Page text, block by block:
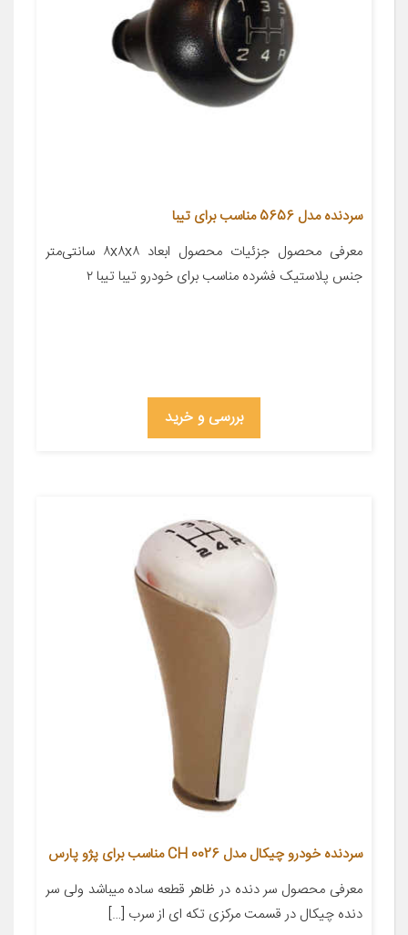
سردنده مدل 5656 مناسب برای تیبا
معرفی محصول جزئیات محصول ابعاد ۸x۸x۸ سانتی‌متر
جنس پلاستیک فشرده مناسب برای خودرو تیبا تیبا ۲
بررسی و خرید
سردنده خودرو چیکال مدل CH 0026 مناسب برای پژو پارس
معرفی محصول سر دنده در ظاهر قطعه ساده میباشد ولی سر
دنده چیکال در قسمت مرکزی تکه ای از سرب […]